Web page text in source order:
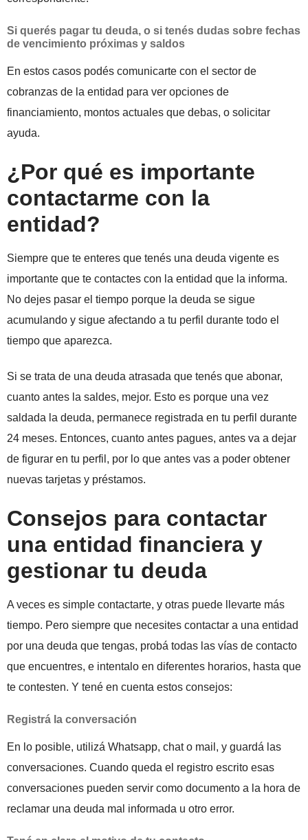
Si querés pagar tu deuda, o si tenés dudas sobre fechas
de vencimiento próximas y saldos
En estos casos podés comunicarte con el sector de
cobranzas de la entidad para ver opciones de
financiamiento, montos actuales que debas, o solicitar
ayuda.
¿Por qué es importante
contactarme con la
entidad?
Siempre que te enteres que tenés una deuda vigente es
importante que te contactes con la entidad que la informa.
No dejes pasar el tiempo porque la deuda se sigue
acumulando y sigue afectando a tu perfil durante todo el
tiempo que aparezca.
Si se trata de una deuda atrasada que tenés que abonar,
cuanto antes la saldes, mejor. Esto es porque una vez
saldada la deuda, permanece registrada en tu perfil durante
24 meses. Entonces, cuanto antes pagues, antes va a dejar
de figurar en tu perfil, por lo que antes vas a poder obtener
nuevas tarjetas y préstamos.
Consejos para contactar
una entidad financiera y
gestionar tu deuda
A veces es simple contactarte, y otras puede llevarte más
tiempo. Pero siempre que necesites contactar a una entidad
por una deuda que tengas, probá todas las vías de contacto
que encuentres, e intentalo en diferentes horarios, hasta que
te contesten. Y tené en cuenta estos consejos:
Registrá la conversación
En lo posible, utilizá Whatsapp, chat o mail, y guardá las
conversaciones. Cuando queda el registro escrito esas
conversaciones pueden servir como documento a la hora de
reclamar una deuda mal informada u otro error.